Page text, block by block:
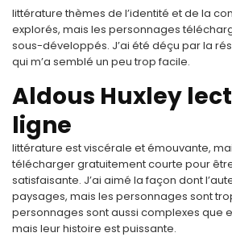
littérature thèmes de l’identité et de la
explorés, mais les personnages
sous-développés. J’ai été déçu par la
qui m’a semblé un peu trop facile.
Aldous Huxley
ligne
littérature est viscérale et émouvante,
télécharger gratuitement courte pour
satisfaisante. J’ai aimé la façon dont
paysages, mais les personnages sont
personnages sont aussi complexes que
mais leur histoire est puissante.